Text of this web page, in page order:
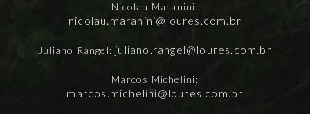
Nicolau Maranini:
nicolau.maranini@loures.com.br
Juliano Rangel: juliano.rangel@loures.com.br
Marcos Michelini:
marcos.michelini@loures.com.br